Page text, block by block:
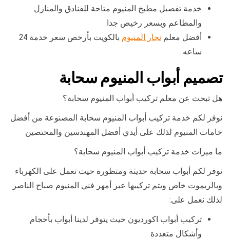
خدمة تفصيل مطبخ المنيوم متاحة للفنادق والمنازل
والمطاعم وبسعر رخيص جدا
أفضل معلم نجار المنيوم
بالكويت بأرخص سعر خدمة 24
ساعه .
تصميم أبواب المنيوم سحابة
هل تبحث عن معلم تركيب أبواب المنيوم سحابة؟
نوفر لكم خدمة تركيب أبواب المنيوم سحابة المصنوعة من أفضل
خامات المنيوم لذلك على أيدي أفضل المهندسين والمختصين
ما ميزات خدمة تركيب أبواب المنيوم سحابة؟
نوفر لكم أبواب سحابة حديثة ومتطورة حيث تعمل على الكهرباء
وبالريموت خاص ويتم تركيبها عبر أمهر فني المنيوم صباح الناصر
لذلك نعمل على:
تركيب أبواب اكورديون حيث يتوفر لدينا أبواب بأحجام
وأشكال متعددة